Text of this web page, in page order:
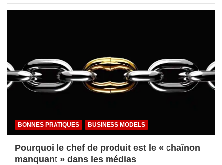
BONNES PRATIQUES BUSINESS MODELS
Pourquoi le chef de produit est le « chaînon
manquant » dans les médias